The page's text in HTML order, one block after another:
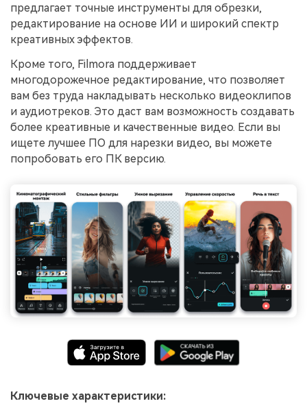
предлагает точные инструменты для обрезки,
редактирование на основе ИИ и широкий спектр
креативных эффектов.
Кроме того, Filmora поддерживает
многодорожечное редактирование, что позволяет
вам без труда накладывать несколько видеоклипов
и аудиотреков. Это даст вам возможность создавать
более креативные и качественные видео. Если вы
ищете лучшее ПО для нарезки видео, вы можете
попробовать его ПК версию.
Ключевые характеристики: